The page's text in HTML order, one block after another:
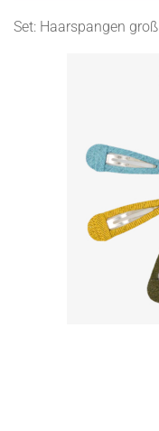
Set: Haarspangen groß